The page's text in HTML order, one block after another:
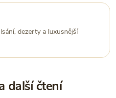
dezerty a luxusnější
další čtení